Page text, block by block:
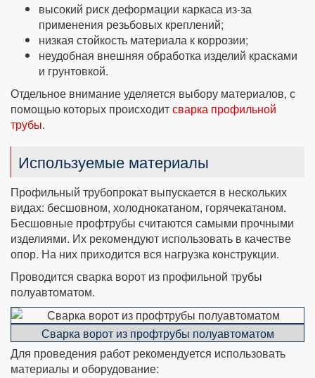
высокий риск деформации каркаса из-за
применения резьбовых креплений;
низкая стойкость материала к коррозии;
неудобная внешняя обработка изделий красками
и грунтовкой.
Отдельное внимание уделяется выбору материалов, с
помощью которых происходитсварка профильной
трубы.
Используемые материалы
Профильный трубопрокат выпускается в нескольких
видах: бесшовном, холоднокатаном, горячекатаном.
Бесшовные профтрубы считаются самыми прочными
изделиями. Их рекомендуют использовать в качестве
опор. На них приходится вся нагрузка конструкции.
Проводится сварка ворот из профильной трубы
полуавтоматом.
Сварка ворот из профтрубы полуавтоматом
Для проведения работ рекомендуется использовать
материалы и оборудование: